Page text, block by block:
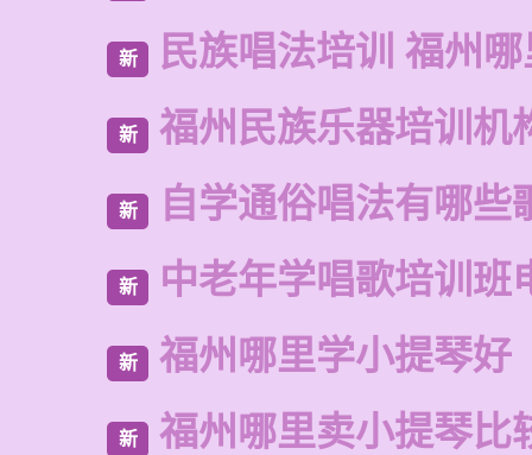
新 民族唱法培训 福州
新 福州民族乐器培训机
新 自学通俗唱法有哪些
新 中老年学唱歌培训班
新 福州哪里学小提琴好
新 福州哪里卖小提琴比